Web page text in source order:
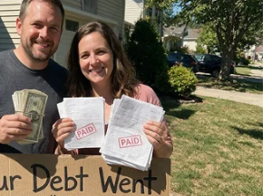
vương Jordan Abdullah II
#Hamas Jordan